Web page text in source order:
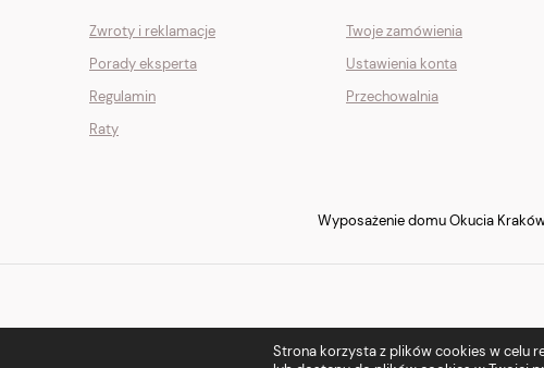
Strona korzysta z plików cookies w celu
Zwroty i reklamacje
Porady eksperta
Regulamin
Raty
Twoje zamówienia
Ustawienia konta
Przechowalnia
Wyposażenie domu Okucia